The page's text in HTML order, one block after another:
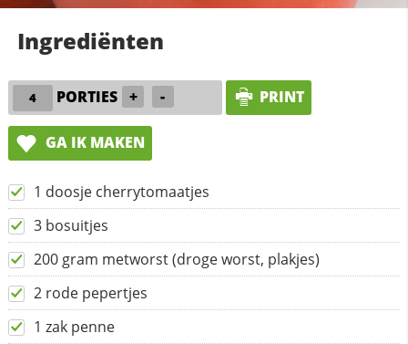
Ingrediënten
PORTIES + - PRINT
GA IK MAKEN
1 doosje cherrytomaatjes
3 bosuitjes
200 gram metworst (droge worst, plakjes)
2 rode pepertjes
1 zak penne